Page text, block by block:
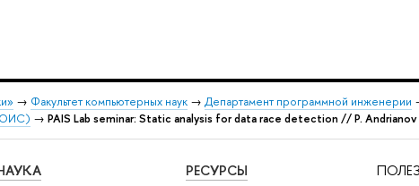
→ Факультет компьютерных наук → Департамент программной инженерии
→ PAIS Lab seminar: Static analysis for data race detection // P. Andrianov
РЕСУРСЫ